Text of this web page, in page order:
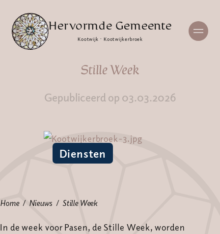
Hervormde Gemeente
Kootwijk · Kootwijkerbroek
Stille Week
Gepubliceerd op 03.03.2026
Diensten
Home Nieuws Stille Week
In de week voor Pasen, de Stille Week, worden